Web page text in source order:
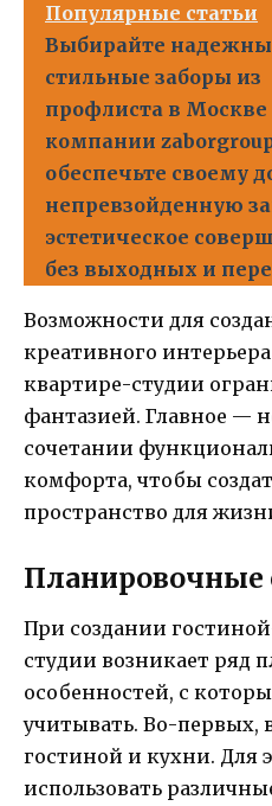
Популярные статьи
Выбирайте
стильные заборы из
профлиста в Москве
компании
обеспечьте своему
непревзойденную
эстетическое
без выходных и
Возможности для
креативного
квартире-студии
фантазией. Главное —
сочетании
комфорта, чтобы
пространство для
Планировочные
При создании
студии возникает ряд
особенностей, с
учитывать. Во-первых,
гостиной и кухни. Для
использовать